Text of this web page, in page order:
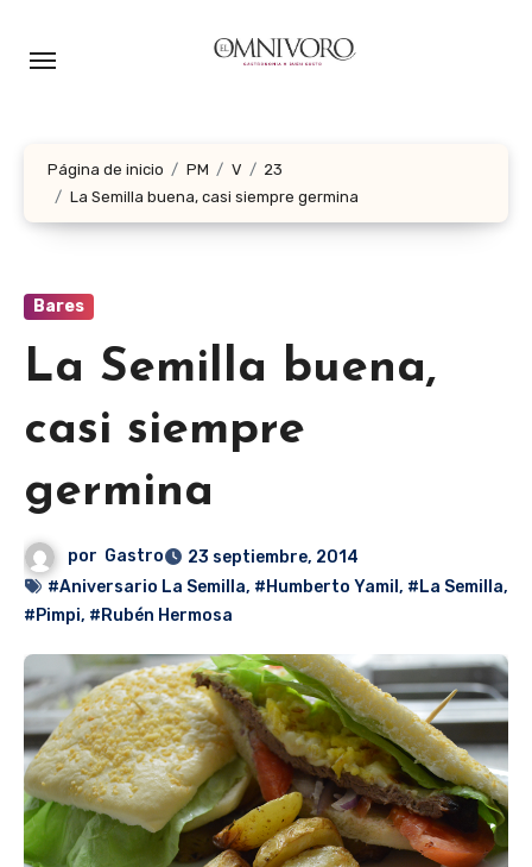
Página de inicio PM V
23
La Semilla buena, casi siempre germina
Bares
La Semilla buena,
casi siempre
germina
por Gastro
23 septiembre, 2014
#Aniversario La Semilla, #Humberto Yamil , #La Semilla,
#Pimpi, #Rubén Hermosa